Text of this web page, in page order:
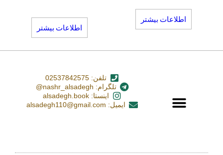
اطلاعات بیشتر
اطلاعات بیشتر
تلفن: 02537842575
تلگرام: nashr_alsadegh@
اینستا: alsadegh.book
ایمیل: alsadegh110@gmail.com